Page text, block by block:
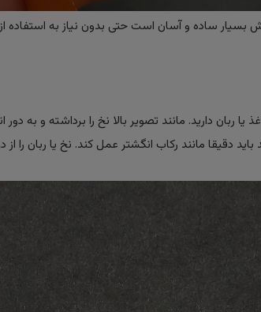
بسیار ساده و آسان است حتی بدون نیاز به استفاده
یا ربان دارید. مانند تصویر بالا نخ را برداشته و
دقیقا مانند رکاب انگشتر عمل کند. نخ یا ربان را